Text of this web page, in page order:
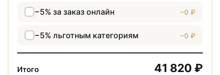
−5% за заказ онлайн −0 ₽
−5% льготным категориям −0 ₽
Итого 41 820 ₽